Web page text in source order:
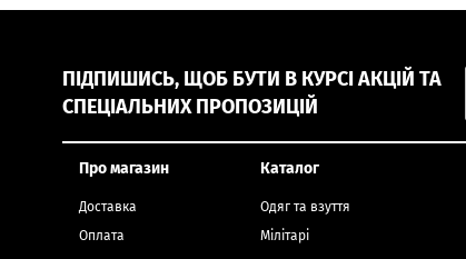
ПІДПИШИСЬ, ЩОБ БУТИ В КУРСІ АКЦІЙ ТА
СПЕЦІАЛЬНИХ ПРОПОЗИЦІЙ
Про магазин
Доставка
Оплата
Каталог
Одяг та взуття
Мілітарі